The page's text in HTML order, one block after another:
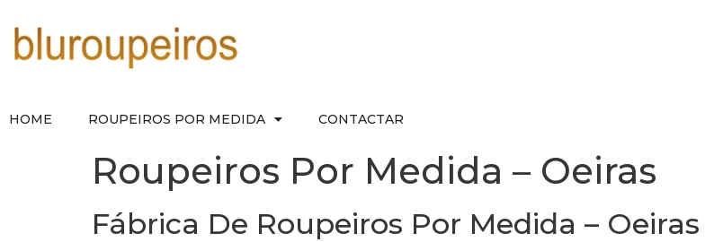
HOME ROUPEIROS POR MEDIDA CONTACTAR
Roupeiros Por Medida – Oeiras
Fábrica De Roupeiros Por Medida – Oeiras